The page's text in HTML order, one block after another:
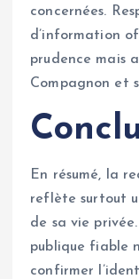
concernées.
d’information
prudence mais
Compagnon et
En résumé, la
reflète surtout
de sa vie
publique fiable
confirmer